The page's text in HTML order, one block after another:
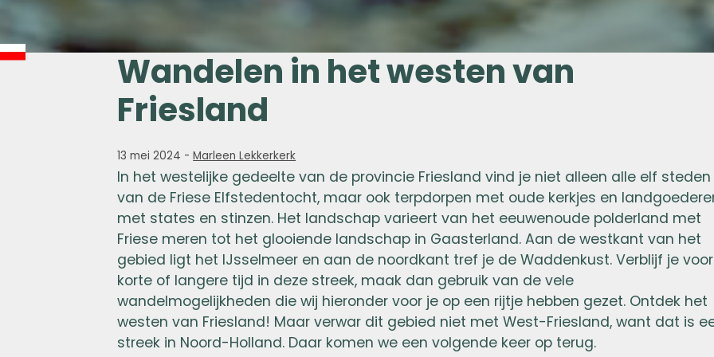
Wandelen in het westen van
Friesland
13 mei 2024 -Marleen Lekkerkerk
In het westelijke gedeelte van de provincie Friesland vind je niet alleen alle elf steden
van de Friese Elfstedentocht, maar ook terpdorpen met oude kerkjes en
met states en stinzen. Het landschap varieert van het eeuwenoude polderland met
Friese meren tot het glooiende landschap in Gaasterland. Aan de westkant van het
gebied ligt het IJsselmeer en aan de noordkant tref je de Waddenkust. Verblijf je voor
korte of langere tijd in deze streek, maak dan gebruik van de vele
wandelmogelijkheden die wij hieronder voor je op een rijtje hebben gezet. Ontdek het
westen van Friesland! Maar verwar dit gebied niet met West-Friesland, want dat is
streek in Noord-Holland. Daar komen we een volgende keer op terug.